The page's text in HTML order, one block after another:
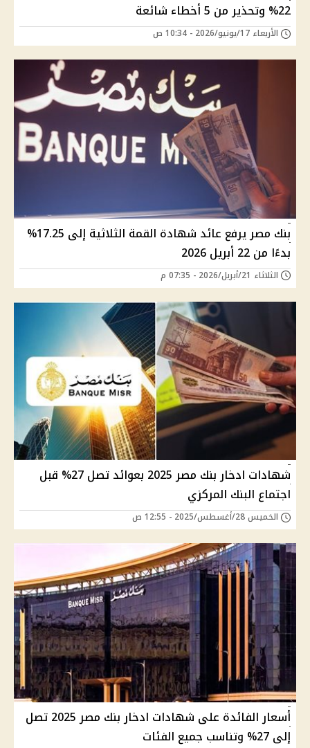
22% وتحذير من 5 أخطاء شائعة
الأربعاء 17/يونيو/2026 - 10:34 ص
بنك مصر يرفع عائد شهادة القمة الثلاثية إلى 17.25%
بدءًا من 22 أبريل 2026
الثلاثاء 21/أبريل/2026 - 07:35 م
شهادات ادخار بنك مصر 2025 بعوائد تصل 27% قبل
اجتماع البنك المركزي
الخميس 28/أغسطس/2025 - 12:55 ص
أسعار الفائدة على شهادات ادخار بنك مصر 2025 تصل
إلى 27% وتناسب جميع الفئات